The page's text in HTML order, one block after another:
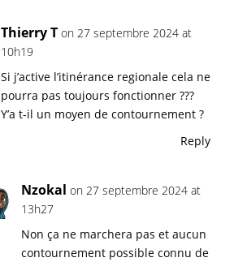
Thierry T on 27 septembre 2024 at
10h19
Si j’active l’itinérance regionale cela ne
pourra pas toujours fonctionner ???
Y’a t-il un moyen de contournement ?
Reply
Nzokal on 27 septembre 2024 at
13h27
Non ça ne marchera pas et aucun
contournement possible connu de